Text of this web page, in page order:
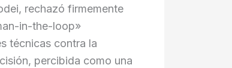
rechazó firmemente
in-the-loop»
técnicas contra la
percibida como una